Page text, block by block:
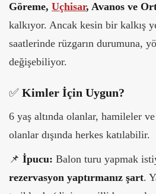
Göreme, Uçhisar, Avanos ve
kalkıyor. Ancak kesin bir kalkış
saatlerinde rüzgarın durumuna,
değişebiliyor.
✅ Kimler İçin Uygun?
6 yaş altında olanlar, hamileler
olanlar dışında herkes katılabilir.
📌 İpucu: Balon turu yapmak
rezervasyon yaptırmanız şart.